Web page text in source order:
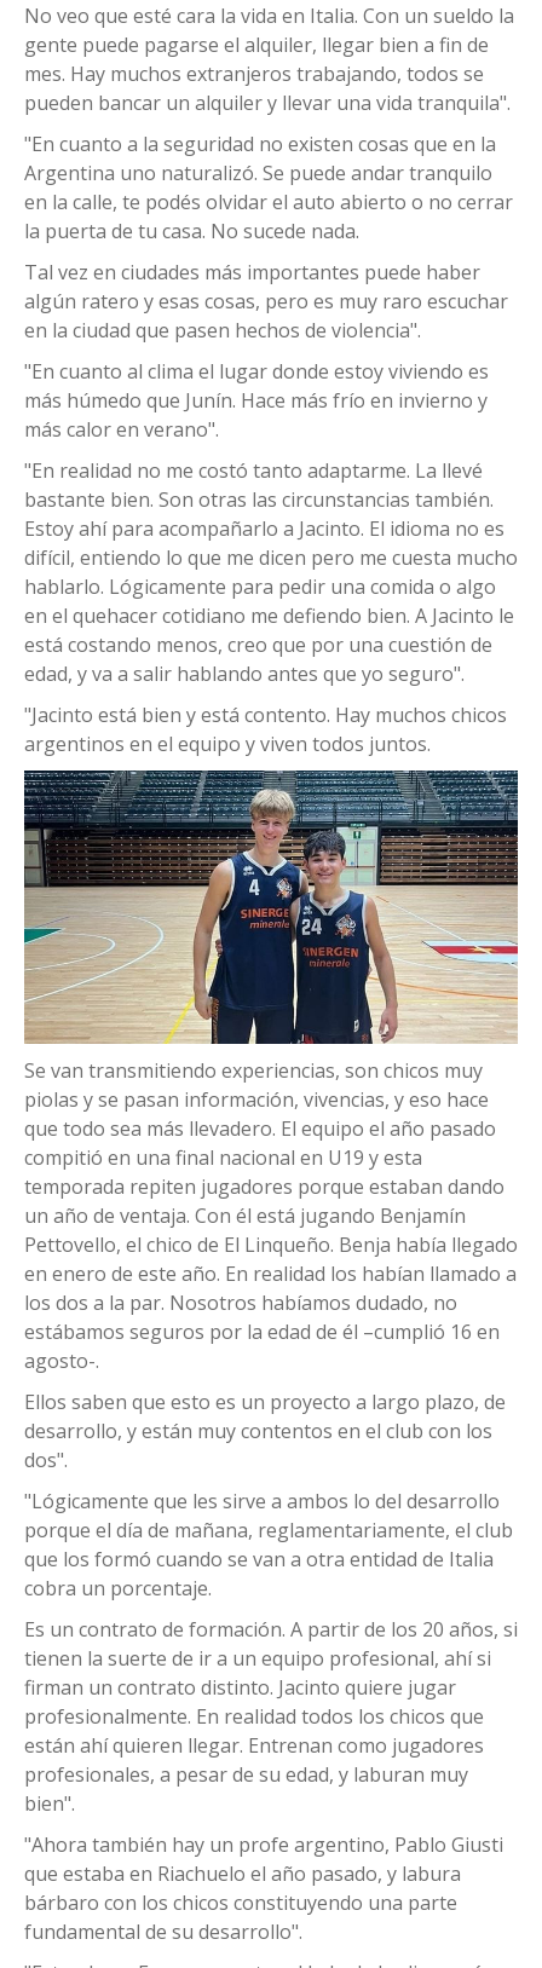
No veo que esté cara la vida en Italia. Con un sueldo la
gente puede pagarse el alquiler, llegar bien a fin de
mes. Hay muchos extranjeros trabajando, todos se
pueden bancar un alquiler y llevar una vida tranquila".
"En cuanto a la seguridad no existen cosas que en la
Argentina uno naturalizó. Se puede andar tranquilo
en la calle, te podés olvidar el auto abierto o no cerrar
la puerta de tu casa. No sucede nada.
Tal vez en ciudades más importantes puede haber
algún ratero y esas cosas, pero es muy raro escuchar
en la ciudad que pasen hechos de violencia".
"En cuanto al clima el lugar donde estoy viviendo es
más húmedo que Junín. Hace más frío en invierno y
más calor en verano".
"En realidad no me costó tanto adaptarme. La llevé
bastante bien. Son otras las circunstancias también.
Estoy ahí para acompañarlo a Jacinto. El idioma no es
difícil, entiendo lo que me dicen pero me cuesta mucho
hablarlo. Lógicamente para pedir una comida o algo
en el quehacer cotidiano me defiendo bien. A Jacinto le
está costando menos, creo que por una cuestión de
edad, y va a salir hablando antes que yo seguro".
"Jacinto está bien y está contento. Hay muchos chicos
argentinos en el equipo y viven todos juntos.
Se van transmitiendo experiencias, son chicos muy
piolas y se pasan información, vivencias, y eso hace
que todo sea más llevadero. El equipo el año pasado
compitió en una final nacional en U19 y esta
temporada repiten jugadores porque estaban dando
un año de ventaja. Con él está jugando Benjamín
Pettovello, el chico de El Linqueño. Benja había llegado
en enero de este año. En realidad los habían llamado a
los dos a la par. Nosotros habíamos dudado, no
estábamos seguros por la edad de él –cumplió 16 en
agosto-.
Ellos saben que esto es un proyecto a largo plazo, de
desarrollo, y están muy contentos en el club con los
dos".
"Lógicamente que les sirve a ambos lo del desarrollo
porque el día de mañana, reglamentariamente, el club
que los formó cuando se van a otra entidad de Italia
cobra un porcentaje.
Es un contrato de formación. A partir de los 20 años, si
tienen la suerte de ir a un equipo profesional, ahí si
firman un contrato distinto. Jacinto quiere jugar
profesionalmente. En realidad todos los chicos que
están ahí quieren llegar. Entrenan como jugadores
profesionales, a pesar de su edad, y laburan muy
bien".
"Ahora también hay un profe argentino, Pablo Giusti
que estaba en Riachuelo el año pasado, y labura
bárbaro con los chicos constituyendo una parte
fundamental de su desarrollo".